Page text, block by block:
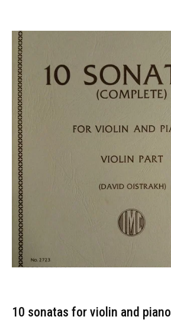
10 sonatas for violin and piano